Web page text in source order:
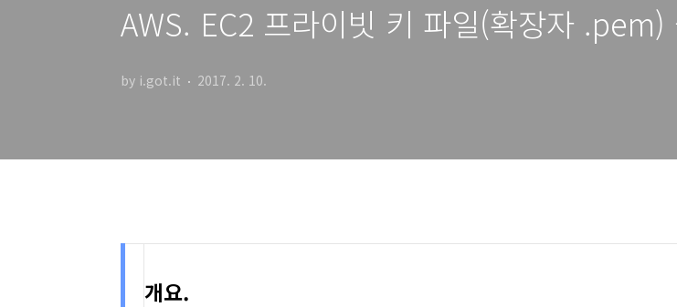
AWS. EC2 프라이빗 키 파일(확장자
by i.got.it 2017. 2. 10.
개요.